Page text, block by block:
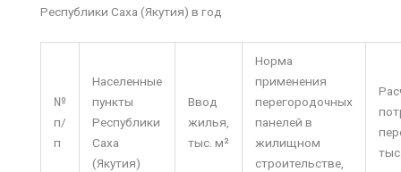
Республики Саха (Якутия) в год
№
п/
п
Населенные
пункты
Республики
Саха
(Якутия)
Ввод
жилья,
тыс. м²
Норма
применения
перегородочных
панелей в
жилищном
строительстве,